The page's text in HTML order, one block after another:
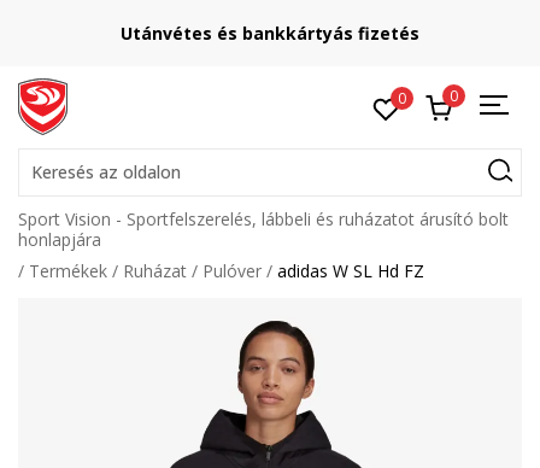
Utánvétes és bankkártyás fizetés
0 0
Keresés az oldalon
Sport Vision - Sportfelszerelés, lábbeli és ruházatot árusító bolt
honlapjára
Termékek
Ruházat Pulóver adidas W SL Hd FZ